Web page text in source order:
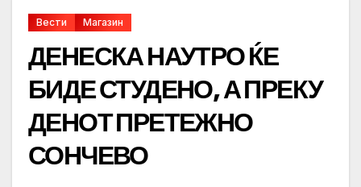
Вести Магазин
ДЕНЕСКА НАУТРО ЌЕ
БИДЕ СТУДЕНО, А ПРЕКУ
ДЕНОТ ПРЕТЕЖНО
СОНЧЕВО